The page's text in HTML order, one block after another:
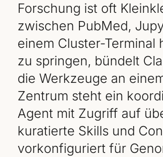
Forschung ist oft
zwischen PubMed,
einem Cluster-Terminal
zu springen, bündelt
die Werkzeuge an
Zentrum steht ein
Agent mit Zugriff auf
kuratierte Skills und
vorkonfiguriert für